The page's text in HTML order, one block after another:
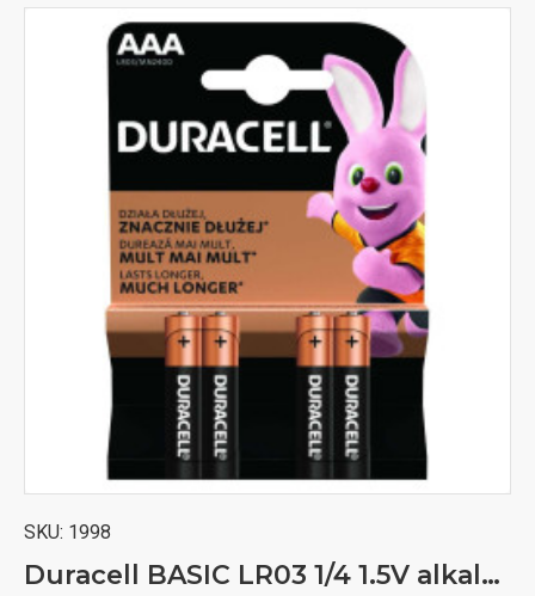
SKU: 1998
Duracell BASIC LR03 1/4 1.5V alkalna baterija